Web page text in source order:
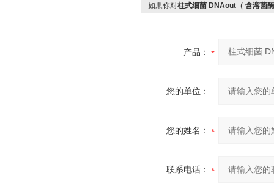
如果你对柱式细菌 DNAout（ 含溶菌
产品：
您的单位：
您的姓名：
联系电话：